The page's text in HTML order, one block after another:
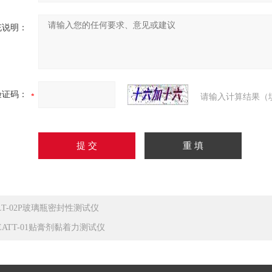
明：
码： 请输入计算结果（
02P玻璃瓶密封性测试仪
01贴膏剂黏着力测试仪